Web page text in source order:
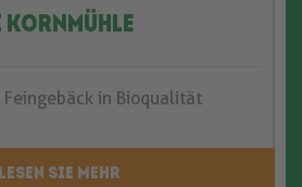
Feingebäck in Bioqualität
LESEN SIE MEHR